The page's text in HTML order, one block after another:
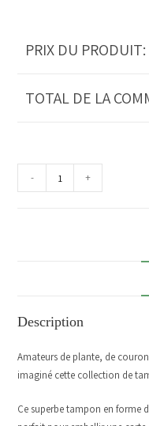
PRIX DU PRODUIT:
TOTAL DE LA
- +
Description
Amateurs de plante, de
imaginé cette collection de
Ce superbe tampon en forme